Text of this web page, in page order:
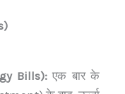
Bills):एक बार के